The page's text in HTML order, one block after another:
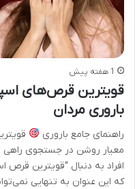
1 هفته پیش
قویترین قرص‌های
باروری مردان
راهنمای جامع باروری
معیار روشن در جستجوی راهی
افراد به دنبال “قویترین
که این عنوان به تنهایی